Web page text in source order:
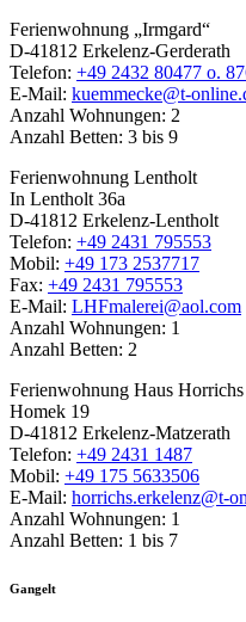
Ferienwohnung „Irmgard“
D-41812 Erkelenz-Gerderath
Telefon: +49 2432 80477 o.
E-Mail: kuemmecke@t-
Anzahl Wohnungen: 2
Anzahl Betten: 3 bis 9
Ferienwohnung Lentholt
In Lentholt 36a
D-41812 Erkelenz-Lentholt
Telefon: +49 2431 795553
Mobil: +49 173 2537717
Fax: +49 2431 795553
E-Mail: LHFmalerei@aol.com
Anzahl Wohnungen: 1
Anzahl Betten: 2
Ferienwohnung Haus Horrichs
Homek 19
D-41812 Erkelenz-Matzerath
Telefon: +49 2431 1487
Mobil: +49 175 5633506
E-Mail: horrichs.erkelenz@t-
Anzahl Wohnungen: 1
Anzahl Betten: 1 bis 7
Gangelt